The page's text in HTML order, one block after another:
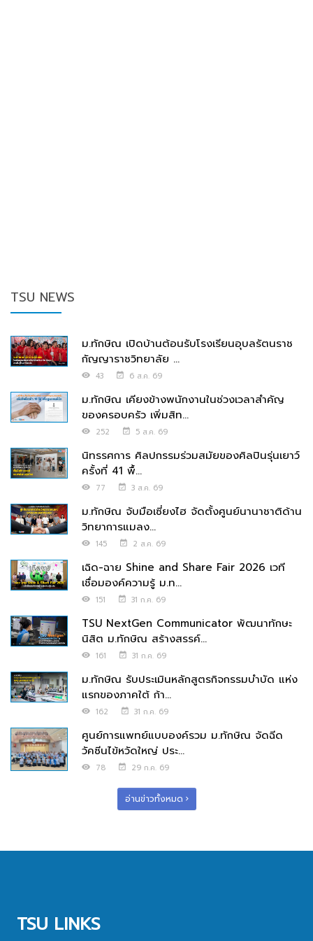
TSU NEWS
ม.ทักษิณ เปิดบ้านต้อนรับโรงเรียนอุบลรัตนราช
กัญญาราชวิทยาลัย ...
43 6 ส.ค. 69
ม.ทักษิณ เคียงข้างพนักงานในช่วงเวลาสำคัญ
ของครอบครัว เพิ่มสิท...
252 5 ส.ค. 69
นิทรรศการ ศิลปกรรมร่วมสมัยของศิลปินรุ่นเยาว์
ครั้งที่ 41 พื้...
77 3 ส.ค. 69
ม.ทักษิณ จับมือเซี่ยงไฮ จัดตั้งศูนย์นานาชาติด้าน
วิทยาการแมลง...
145 2 ส.ค. 69
เฉิด-ฉาย Shine and Share Fair 2026 เวที
เชื่อมองค์ความรู้ ม.ท...
151 31 ก.ค. 69
TSU NextGen Communicator พัฒนาทักษะ
นิสิต ม.ทักษิณ สร้างสรรค์...
161 31 ก.ค. 69
ม.ทักษิณ รับประเมินหลักสูตรกิจกรรมบำบัด แห่ง
แรกของภาคใต้ ก้า...
162 31 ก.ค. 69
ศูนย์การแพทย์แบบองค์รวม ม.ทักษิณ จัดฉีด
วัคซีนไข้หวัดใหญ่ ประ...
78 29 ก.ค. 69
อ่านข่าวทั้งหมด
TSU LINKS